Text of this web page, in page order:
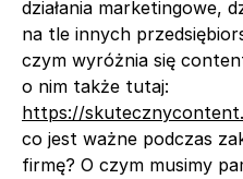
działania marketingowe,
na tle innych
czym wyróżnia się
o nim także tutaj:
https://
co jest ważne podczas
firmę? O czym musimy